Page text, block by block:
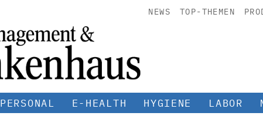
NEWS TOP-THEMEN
PERSONAL E-HEALTH HYGIENE LABOR